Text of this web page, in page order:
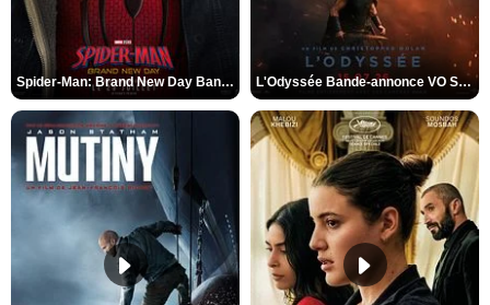
Spider-Man: Brand New Day Bande-annonce VO STFR L'Odyssée Bande-annonce VO STFR